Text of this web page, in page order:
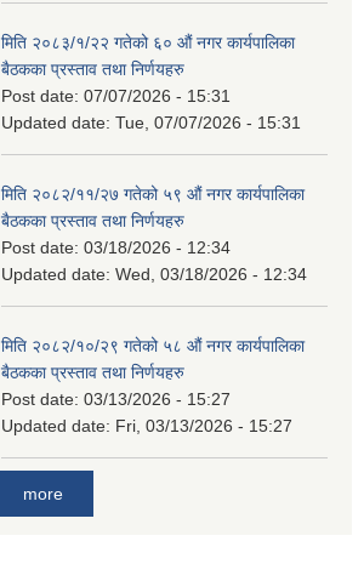
मिति २०८३/१/२२ गतेको ६० औं नगर कार्यपालिका
बैठकका प्रस्ताव तथा निर्णयहरु
Post date: 07/07/2026 - 15:31
Updated date: Tue, 07/07/2026 - 15:31
मिति २०८२/११/२७ गतेको ५९ औं नगर कार्यपालिका
बैठकका प्रस्ताव तथा निर्णयहरु
Post date: 03/18/2026 - 12:34
Updated date: Wed, 03/18/2026 - 12:34
मिति २०८२/१०/२९ गतेको ५८ औं नगर कार्यपालिका
बैठकका प्रस्ताव तथा निर्णयहरु
Post date: 03/13/2026 - 15:27
Updated date: Fri, 03/13/2026 - 15:27
more